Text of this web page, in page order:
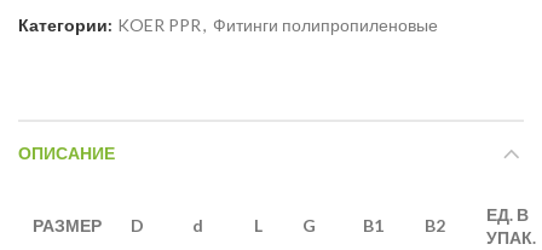
Категории: KOER PPR, Фитинги полипропиленовые
ОПИСАНИЕ
РАЗМЕР D d L G B1 B2
ЕД. В
УПАК.